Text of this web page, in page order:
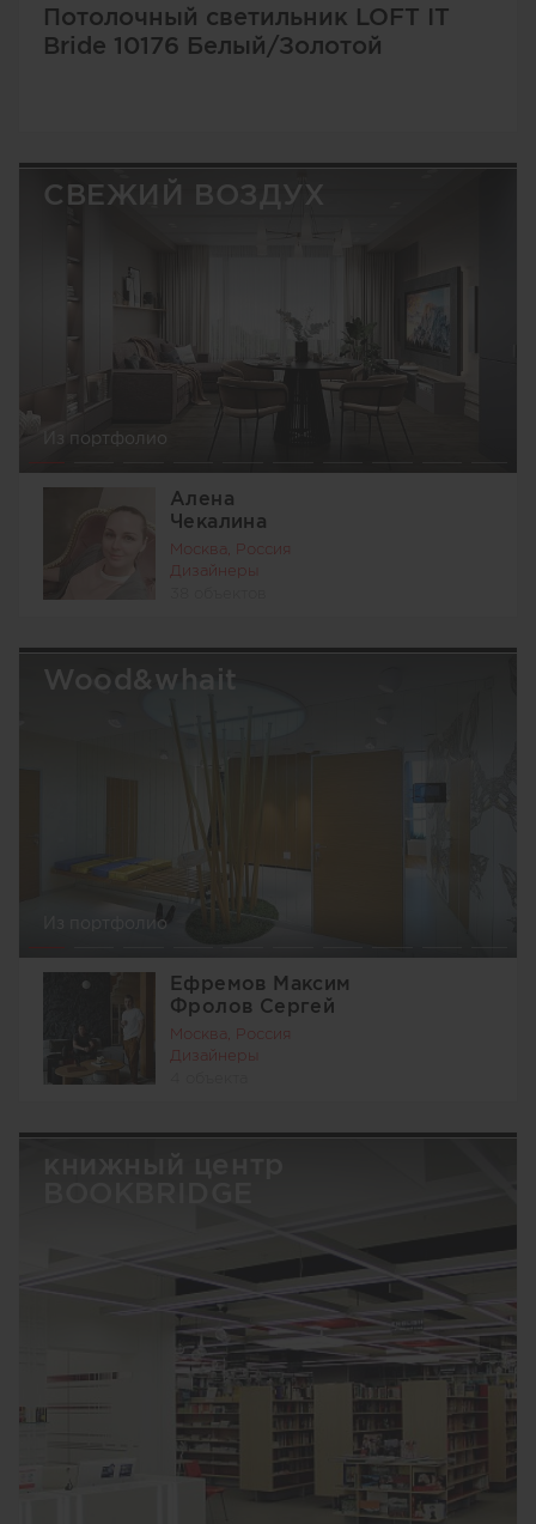
Потолочный светильник LOFT IT
Bride 10176 Белый/Золотой
СВЕЖИЙ ВОЗДУХ
Из портфолио
Алена
Чекалина
Москва, Россия
Дизайнеры
Wood&whait
Из портфолио
Ефремов Максим
Фролов Сергей
Москва, Россия
Дизайнеры